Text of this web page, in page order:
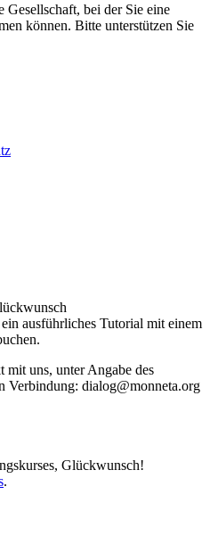
Gesellschaft, bei der Sie eine
können. Bitte unterstützen Sie
ausführliches Tutorial mit einem
mit uns, unter Angabe des
Verbindung: dialog@monneta.org
Glückwunsch!
.